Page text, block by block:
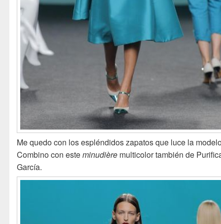
Me quedo con los espléndidos zapatos que luce la
Combino con esteminudière multicolor también de
García.